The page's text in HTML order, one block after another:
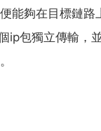
能夠在目標鏈路
ip包獨立傳輸，